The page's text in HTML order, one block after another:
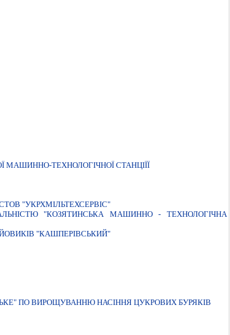
МАШИННО-ТЕХНОЛОГІЧНОЇ СТАНЦІЇЇ
"УКРХМIЛЬТЕХСЕРВIС"
"КОЗЯТИНСЬКА МАШИННО - ТЕХНОЛОГIЧНА
"КАШПЕРIВСЬКИЙ"
ПО ВИРОЩУВАННЮ НАСІННЯ ЦУКРОВИХ БУРЯКІВ